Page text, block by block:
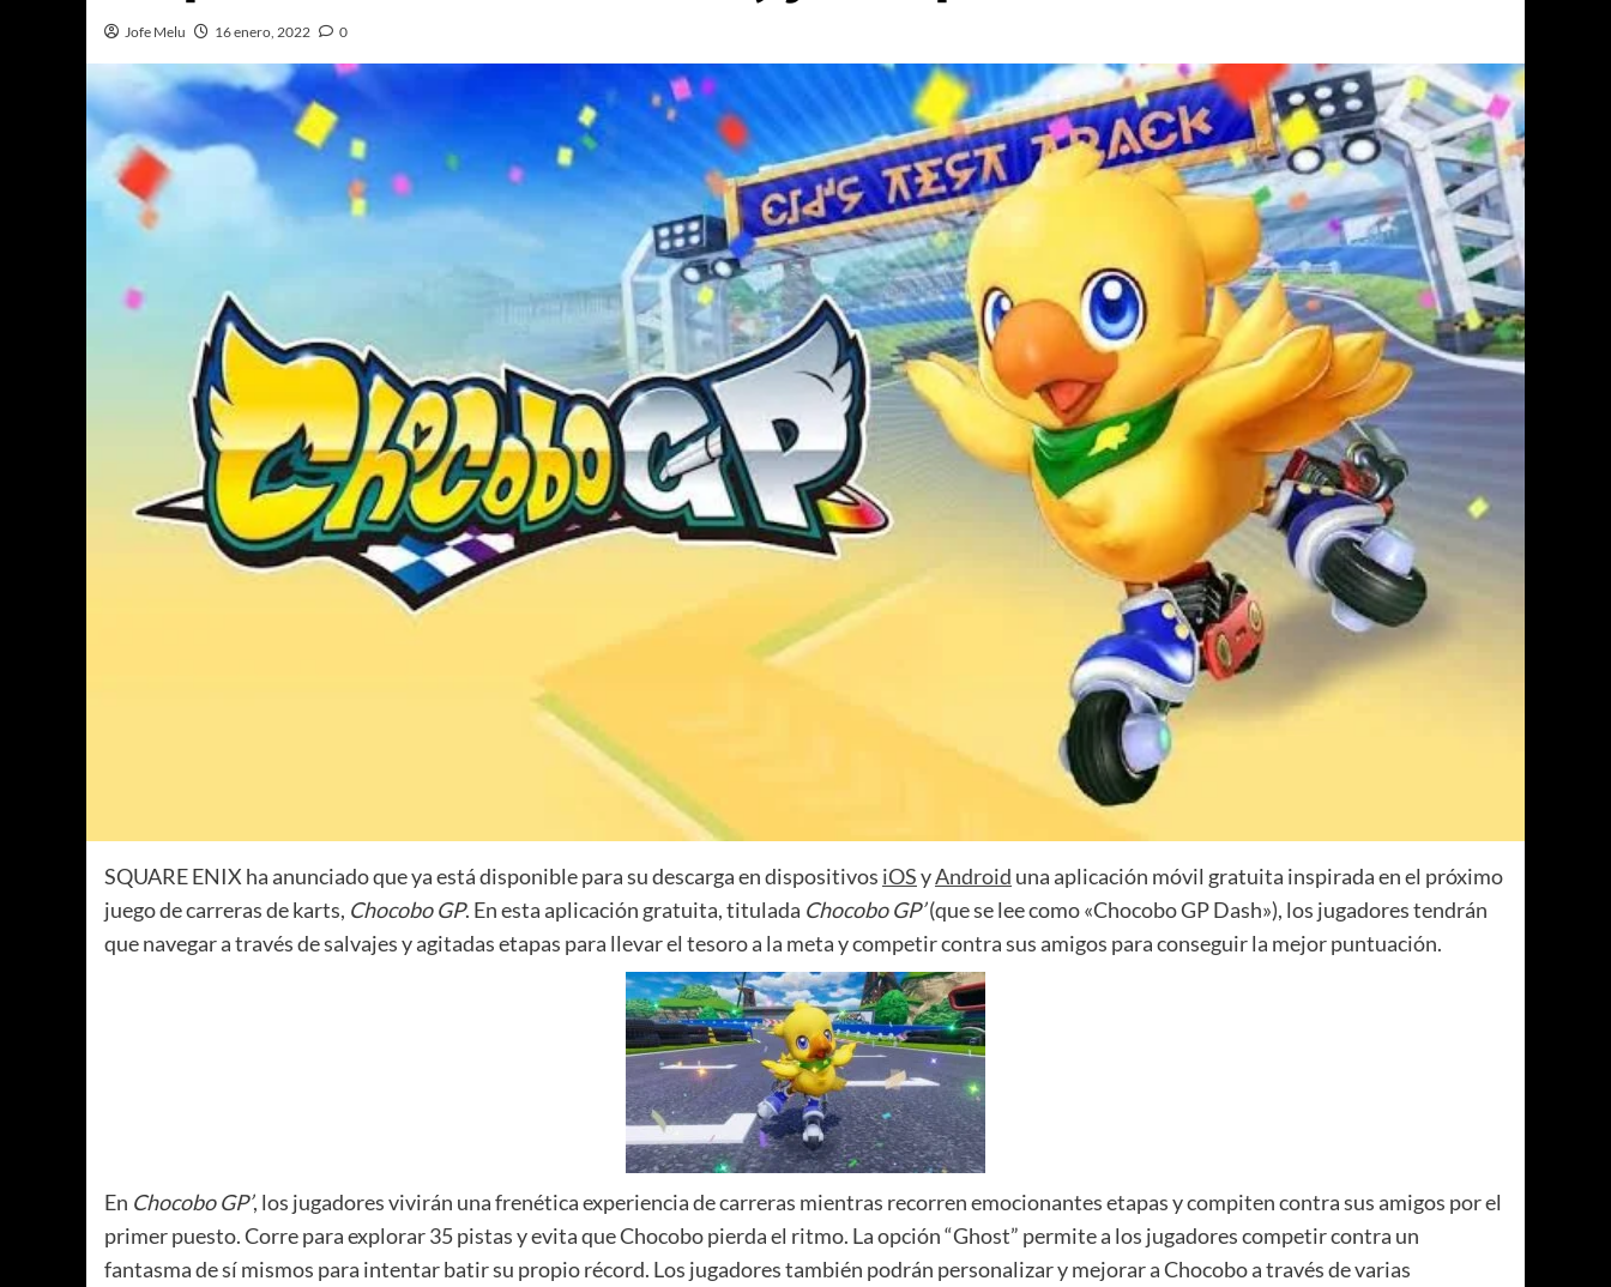
Jofe Melu 16 enero, 2022 0
SQUARE ENIX ha anunciado que ya está disponible para su descarga en dispositivos iOSyAndroid una aplicación móvil gratuita inspirada en el próximo
juego de carreras de karts, Chocobo GP. En esta aplicación gratuita, titulada Chocobo GP’(que se lee como «Chocobo GP Dash»), los jugadores tendrán
que navegar a través de salvajes y agitadas etapas para llevar el tesoro a la meta y competir contra sus amigos para conseguir la mejor puntuación.
En Chocobo GP’, los jugadores vivirán una frenética experiencia de carreras mientras recorren emocionantes etapas y compiten contra sus amigos por el
primer puesto. Corre para explorar 35 pistas y evita que Chocobo pierda el ritmo. La opción “Ghost” permite a los jugadores competir contra un
fantasma de sí mismos para intentar batir su propio récord. Los jugadores también podrán personalizar y mejorar a Chocobo a través de varias